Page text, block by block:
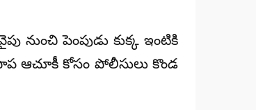
పెంపుడు కుక్క ఇంటికి
ఆచూకీ కోసం పోలీసులు కొండ